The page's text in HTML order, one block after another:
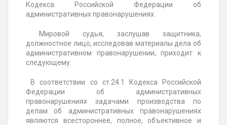
Кодекса Российской Федерации об
административных правонарушениях.
Мировой судья, заслушав защитника,
должностное лицо, исследовав материалы дела об
административном правонарушении, приходит к
следующему.
В соответствии со ст.24.1 Кодекса Российской
Федерации об административных
правонарушениях задачами производства по
делам об административных правонарушениях
являются всестороннее, полное, объективное и